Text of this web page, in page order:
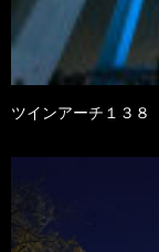
ツインアーチ１３８